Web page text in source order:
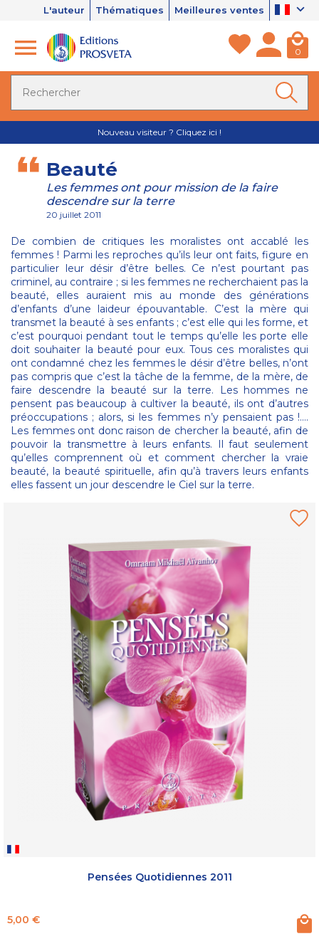
L'auteur Thématiques Meilleures ventes
0
Nouveau visiteur ? Cliquez ici !
Beauté
Les femmes ont pour mission de la faire
descendre sur la terre
20 juillet 2011
De combien de critiques les moralistes ont accablé les
femmes ! Parmi les reproches qu’ils leur ont faits, figure en
particulier leur désir d’être belles. Ce n’est pourtant pas
criminel, au contraire ; si les femmes ne recherchaient pas la
beauté, elles auraient mis au monde des générations
d’enfants d’une laideur épouvantable. C’est la mère qui
transmet la beauté à ses enfants ; c’est elle qui les forme, et
c’est pourquoi pendant tout le temps qu’elle les porte elle
doit souhaiter la beauté pour eux. Tous ces moralistes qui
ont condamné chez les femmes le désir d’être belles, n’ont
pas compris que c’est la tâche de la femme, de la mère, de
faire descendre la beauté sur la terre. Les hommes ne
pensent pas beaucoup à cultiver la beauté, ils ont d’autres
préoccupations ; alors, si les femmes n’y pensaient pas !….
Les femmes ont donc raison de chercher la beauté, afin de
pouvoir la transmettre à leurs enfants. Il faut seulement
qu’elles comprennent où et comment chercher la vraie
beauté, la beauté spirituelle, afin qu’à travers leurs enfants
elles fassent un jour descendre le Ciel sur la terre.
Pensées Quotidiennes 2011
Prix
5,00 €